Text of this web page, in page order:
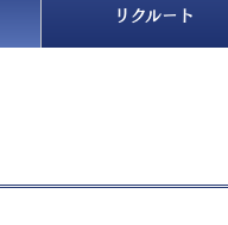
リクルート